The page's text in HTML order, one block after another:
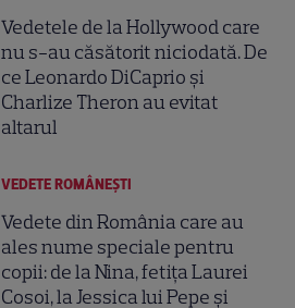
Vedetele de la Hollywood care
nu s-au căsătorit niciodată. De
ce Leonardo DiCaprio și
Charlize Theron au evitat
altarul
VEDETE ROMÂNEŞTI
Vedete din România care au
ales nume speciale pentru
copii: de la Nina, fetița Laurei
Cosoi, la Jessica lui Pepe și